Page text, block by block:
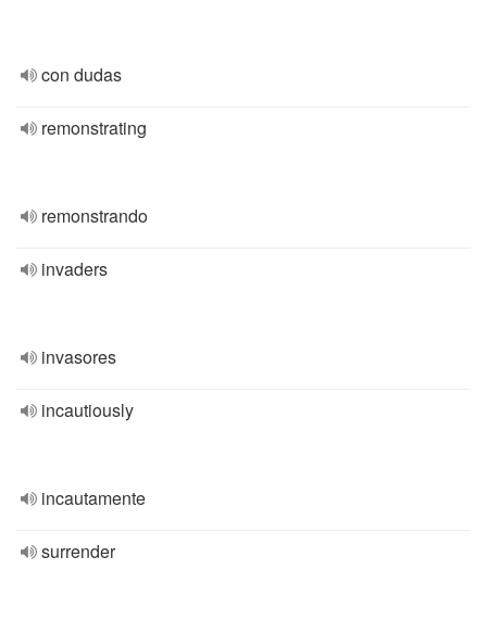
con dudas
remonstrating
remonstrando
invaders
invasores
incautiously
incautamente
surrender